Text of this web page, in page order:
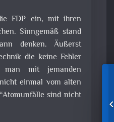
FDP ein, mit ihren
Sinngemäß stand
denken. Äußerst
die keine Fehler
mit jemanden
einmal vom alten
sind nicht